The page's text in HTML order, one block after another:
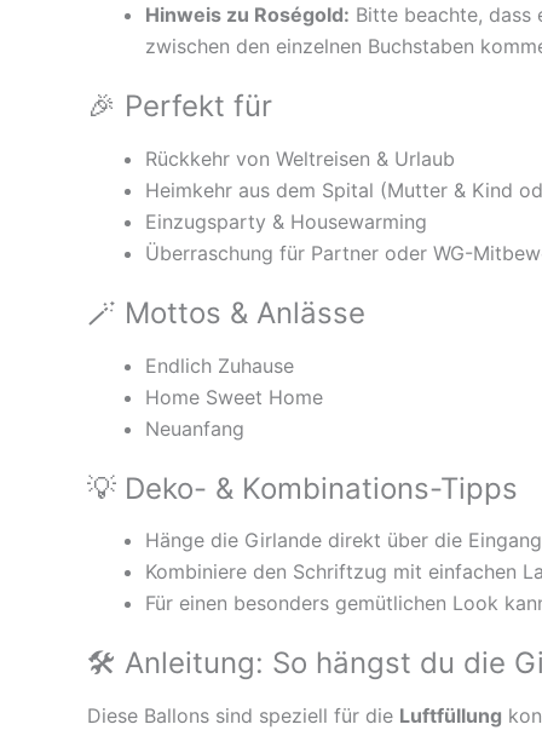
Hinweis zu Roségold: Bitte beachte, dass
zwischen den einzelnen Buchstaben
🎉 Perfekt für
Rückkehr von Weltreisen & Urlaub
Heimkehr aus dem Spital (Mutter & Kind
Einzugsparty & Housewarming
Überraschung für Partner oder WG-
🪄 Mottos & Anlässe
Endlich Zuhause
Home Sweet Home
Neuanfang
💡 Deko- & Kombinations-Tipps
Hänge die Girlande direkt über die
Kombiniere den Schriftzug mit einfachen
Für einen besonders gemütlichen Look
🛠 Anleitung: So hängst du die
Diese Ballons sind speziell für die Luftfüllung